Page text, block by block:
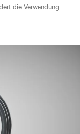
die Verwendung